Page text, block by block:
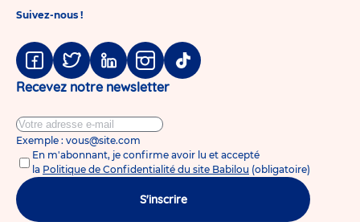
Suivez-nous !
Facebook
TwitterLinkedinInstagram
Tiktok
Recevez notre newsletter
Exemple : vous@site.com
En m'abonnant, je confirme avoir lu et accepté
la Politique de Confidentialité du site Babilou (obligatoire)
S'inscrire